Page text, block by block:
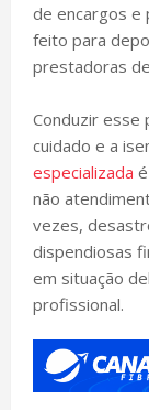
de encargos e
feito para
prestadoras
Conduzir esse
cuidado e a
especializada
não
vezes,
dispendiosas
em situação
profissional.